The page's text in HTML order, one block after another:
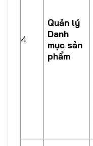
4
Quản lý
Danh
mục sản
phẩm